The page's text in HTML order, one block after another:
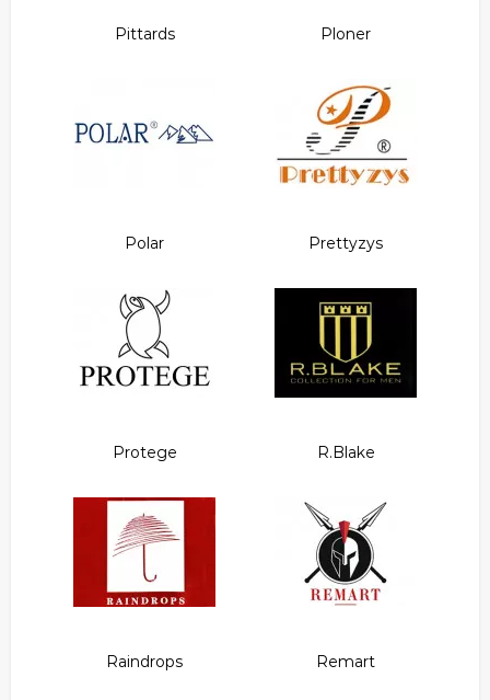
Pittards Ploner
Polar Prettyzys
Protege R.Blake
Raindrops Remart